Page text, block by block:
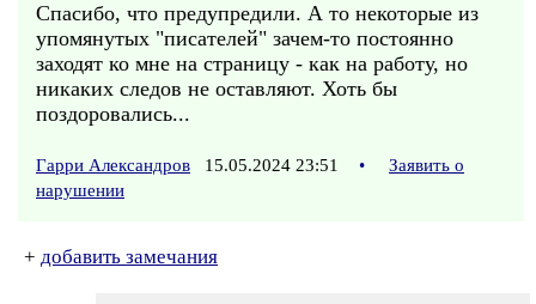
Спасибо, что предупредили. А то некоторые из
упомянутых "писателей" зачем-то постоянно
заходят ко мне на страницу - как на работу, но
никаких следов не оставляют. Хоть бы
поздоровались...
Гарри Александров 15.05.2024 23:51 •
Заявить о
нарушении
+ добавить замечания